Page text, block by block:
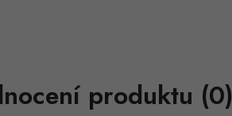
produktu (0)